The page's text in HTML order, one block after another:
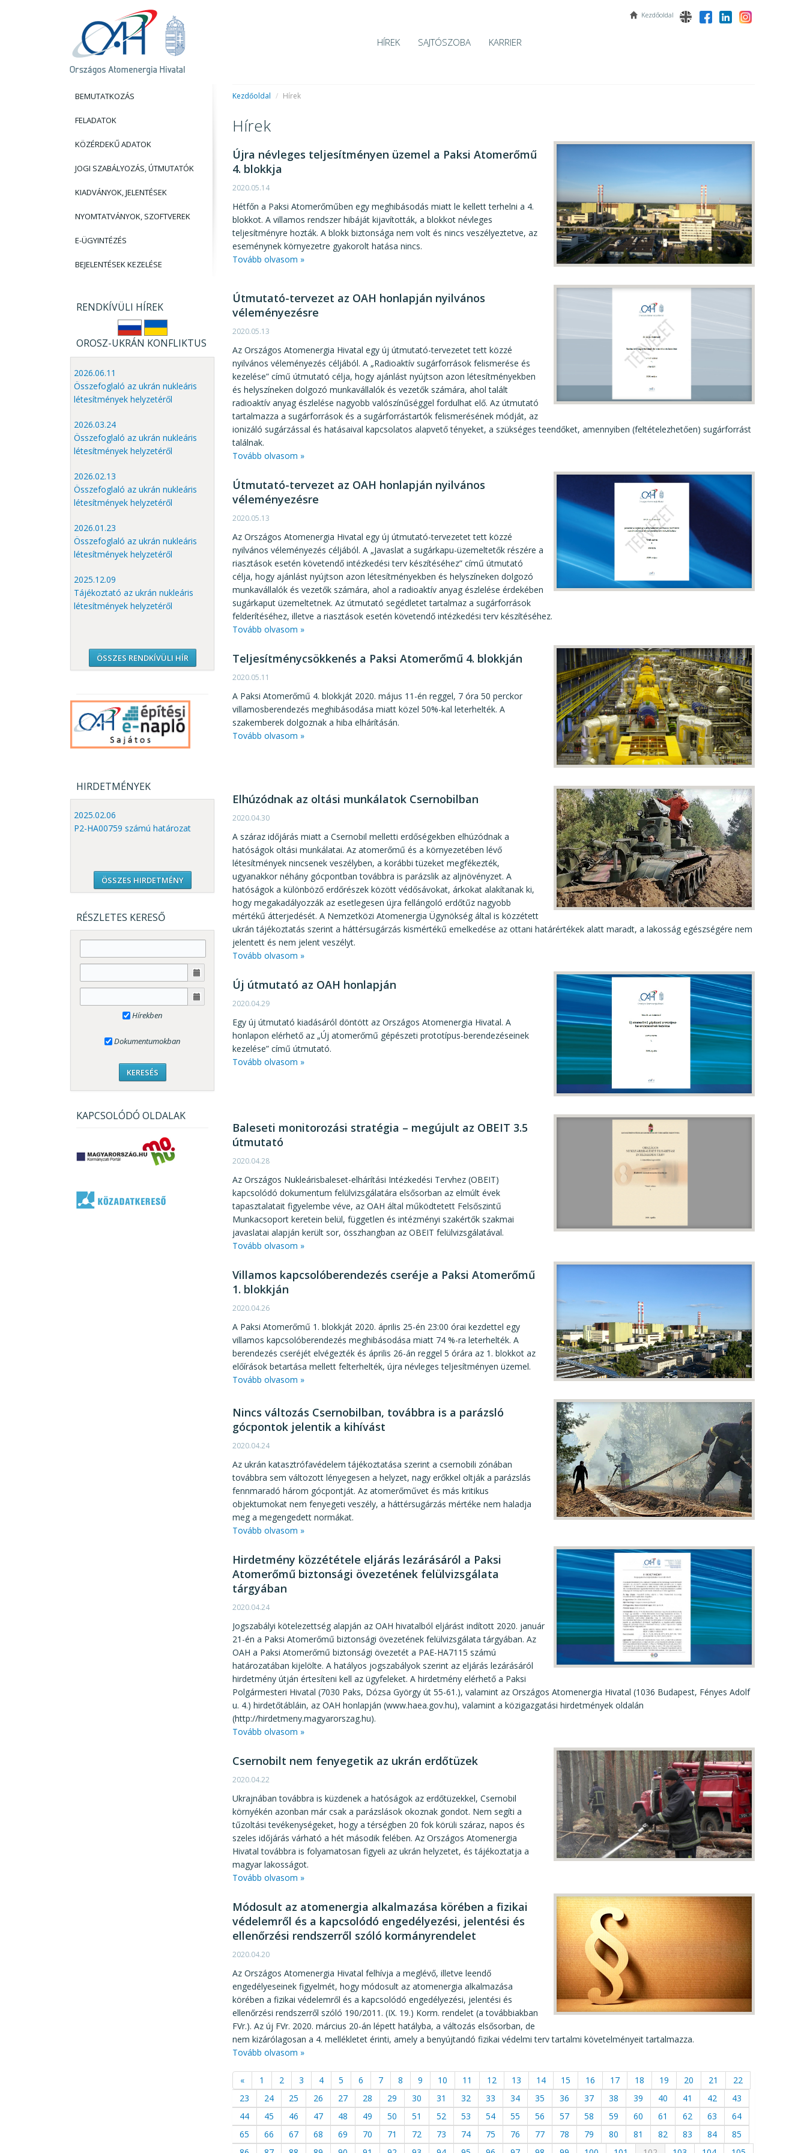
Kezdőoldal
HÍREK SAJTÓSZOBA KARRIER
BEMUTATKOZÁS
FELADATOK
KÖZÉRDEKŰ ADATOK
JOGI SZABÁLYOZÁS, ÚTMUTATÓK
KIADVÁNYOK, JELENTÉSEK
NYOMTATVÁNYOK, SZOFTVEREK
E-ÜGYINTÉZÉS
BEJELENTÉSEK KEZELÉSE
RENDKÍVÜLI HÍREK
OROSZ-UKRÁN KONFLIKTUS
2026.06.11
Összefoglaló az ukrán nukleáris
létesítmények helyzetéről
2026.03.24
Összefoglaló az ukrán nukleáris
létesítmények helyzetéről
2026.02.13
Összefoglaló az ukrán nukleáris
létesítmények helyzetéről
2026.01.23
Összefoglaló az ukrán nukleáris
létesítmények helyzetéről
2025.12.09
Tájékoztató az ukrán nukleáris
létesítmények helyzetéről
ÖSSZES RENDKÍVÜLI HÍR
HIRDETMÉNYEK
2025.02.06
P2-HA00759 számú határozat
ÖSSZES HIRDETMÉNY
RÉSZLETES KERESŐ
Hírekben
Dokumentumokban
KAPCSOLÓDÓ OLDALAK
Kezdőoldal / Hírek
Hírek
Újra névleges teljesítményen üzemel a Paksi Atomerőmű
4. blokkja
2020.05.14
Hétfőn a Paksi Atomerőműben egy meghibásodás miatt le kellett terhelni a 4.
blokkot. A villamos rendszer hibáját kijavították, a blokkot névleges
teljesítményre hozták. A blokk biztonsága nem volt és nincs veszélyeztetve, az
eseménynek környezetre gyakorolt hatása nincs.
Tovább olvasom »
Útmutató-tervezet az OAH honlapján nyilvános
véleményezésre
2020.05.13
Az Országos Atomenergia Hivatal egy új útmutató-tervezetet tett közzé
nyilvános véleményezés céljából. A „Radioaktív sugárforrások felismerése és
kezelése” című útmutató célja, hogy ajánlást nyújtson azon létesítményekben
és helyszíneken dolgozó munkavállalók és vezetők számára, ahol talált
radioaktív anyag észlelése nagyobb valószínűséggel fordulhat elő. Az útmutató
tartalmazza a sugárforrások és a sugárforrástartók felismerésének módját, az
ionizáló sugárzással és hatásaival kapcsolatos alapvető tényeket, a szükséges teendőket, amennyiben (feltételezhetően) sugárforrást
találnak.
Tovább olvasom »
Útmutató-tervezet az OAH honlapján nyilvános
véleményezésre
2020.05.13
Az Országos Atomenergia Hivatal egy új útmutató-tervezetet tett közzé
nyilvános véleményezés céljából. A „Javaslat a sugárkapu-üzemeltetők részére a
riasztások esetén követendő intézkedési terv készítéséhez” című útmutató
célja, hogy ajánlást nyújtson azon létesítményekben és helyszíneken dolgozó
munkavállalók és vezetők számára, ahol a radioaktív anyag észlelése érdekében
sugárkaput üzemeltetnek. Az útmutató segédletet tartalmaz a sugárforrások
felderítéséhez, illetve a riasztások esetén követendő intézkedési terv készítéséhez.
Tovább olvasom »
Teljesítménycsökkenés a Paksi Atomerőmű 4. blokkján
2020.05.11
A Paksi Atomerőmű 4. blokkját 2020. május 11-én reggel, 7 óra 50 perckor
villamosberendezés meghibásodása miatt közel 50%-kal leterhelték. A
szakemberek dolgoznak a hiba elhárításán.
Tovább olvasom »
Elhúzódnak az oltási munkálatok Csernobilban
2020.04.30
A száraz időjárás miatt a Csernobil melletti erdőségekben elhúzódnak a
hatóságok oltási munkálatai. Az atomerőmű és a környezetében lévő
létesítmények nincsenek veszélyben, a korábbi tüzeket megfékezték,
ugyanakkor néhány gócpontban továbbra is parázslik az aljnövényzet. A
hatóságok a különböző erdőrészek között védősávokat, árkokat alakítanak ki,
hogy megakadályozzák az esetlegesen újra fellángoló erdőtűz nagyobb
mértékű átterjedését. A Nemzetközi Atomenergia Ügynökség által is közzétett
ukrán tájékoztatás szerint a háttérsugárzás kismértékű emelkedése az ottani határértékek alatt maradt, a lakosság egészségére nem
jelentett és nem jelent veszélyt.
Tovább olvasom »
Új útmutató az OAH honlapján
2020.04.29
Egy új útmutató kiadásáról döntött az Országos Atomenergia Hivatal. A
honlapon elérhető az „Új atomerőmű gépészeti prototípus-berendezéseinek
kezelése” című útmutató.
Tovább olvasom »
Baleseti monitorozási stratégia – megújult az OBEIT 3.5
útmutató
2020.04.28
Az Országos Nukleárisbaleset-elhárítási Intézkedési Tervhez (OBEIT)
kapcsolódó dokumentum felülvizsgálatára elsősorban az elmúlt évek
tapasztalatait figyelembe véve, az OAH által működtetett Felsőszintű
Munkacsoport keretein belül, független és intézményi szakértők szakmai
javaslatai alapján került sor, összhangban az OBEIT felülvizsgálatával.
Tovább olvasom »
Villamos kapcsolóberendezés cseréje a Paksi Atomerőmű
1. blokkján
2020.04.26
A Paksi Atomerőmű 1. blokkját 2020. április 25-én 23:00 órai kezdettel egy
villamos kapcsolóberendezés meghibásodása miatt 74 %-ra leterhelték. A
berendezés cseréjét elvégezték és április 26-án reggel 5 órára az 1. blokkot az
előírások betartása mellett felterhelték, újra névleges teljesítményen üzemel.
Tovább olvasom »
Nincs változás Csernobilban, továbbra is a parázsló
gócpontok jelentik a kihívást
2020.04.24
Az ukrán katasztrófavédelem tájékoztatása szerint a csernobili zónában
továbbra sem változott lényegesen a helyzet, nagy erőkkel oltják a parázslás
fennmaradó három gócpontját. Az atomerőművet és más kritikus
objektumokat nem fenyegeti veszély, a háttérsugárzás mértéke nem haladja
meg a megengedett normákat.
Tovább olvasom »
Hirdetmény közzététele eljárás lezárásáról a Paksi
Atomerőmű biztonsági övezetének felülvizsgálata
tárgyában
2020.04.24
Jogszabályi kötelezettség alapján az OAH hivatalból eljárást indított 2020. január
21-én a Paksi Atomerőmű biztonsági övezetének felülvizsgálata tárgyában. Az
OAH a Paksi Atomerőmű biztonsági övezetét a PAE-HA7115 számú
határozatában kijelölte. A hatályos jogszabályok szerint az eljárás lezárásáról
hirdetmény útján értesíteni kell az ügyfeleket. A hirdetmény elérhető a Paksi
Polgármesteri Hivatal (7030 Paks, Dózsa György út 55-61.), valamint az Országos Atomenergia Hivatal (1036 Budapest, Fényes Adolf
u. 4.) hirdetőtábláin, az OAH honlapján (www.haea.gov.hu), valamint a közigazgatási hirdetmények oldalán
(http://hirdetmeny.magyarorszag.hu).
Tovább olvasom »
Csernobilt nem fenyegetik az ukrán erdőtüzek
2020.04.22
Ukrajnában továbbra is küzdenek a hatóságok az erdőtüzekkel, Csernobil
környékén azonban már csak a parázslások okoznak gondot. Nem segíti a
tűzoltási tevékenységeket, hogy a térségben 20 fok körüli száraz, napos és
szeles időjárás várható a hét második felében. Az Országos Atomenergia
Hivatal továbbra is folyamatosan figyeli az ukrán helyzetet, és tájékoztatja a
magyar lakosságot.
Tovább olvasom »
Módosult az atomenergia alkalmazása körében a fizikai
védelemről és a kapcsolódó engedélyezési, jelentési és
ellenőrzési rendszerről szóló kormányrendelet
2020.04.20
Az Országos Atomenergia Hivatal felhívja a meglévő, illetve leendő
engedélyeseinek figyelmét, hogy módosult az atomenergia alkalmazása
körében a fizikai védelemről és a kapcsolódó engedélyezési, jelentési és
ellenőrzési rendszerről szóló 190/2011. (IX. 19.) Korm. rendelet (a továbbiakban
FVr.). Az új FVr. 2020. március 20-án lépett hatályba, a változás elsősorban, de
nem kizárólagosan a 4. mellékletet érinti, amely a benyújtandó fizikai védelmi terv tartalmi követelményeit tartalmazza.
Tovább olvasom »
« 1 2 3 4 5 6 7 8 9 10 11 12 13 14 15 16 17 18 19 20 21
22
23
24 25 26 27 28 29 30 31 32 33 34 35 36 37 38 39 40 41 42
43
44
45 46 47 48 49 50 51 52 53 54 55 56 57 58 59 60 61 62 63
64
65
66 67 68 69 70 71 72 73 74 75 76 77 78 79 80 81 82 83 84
85